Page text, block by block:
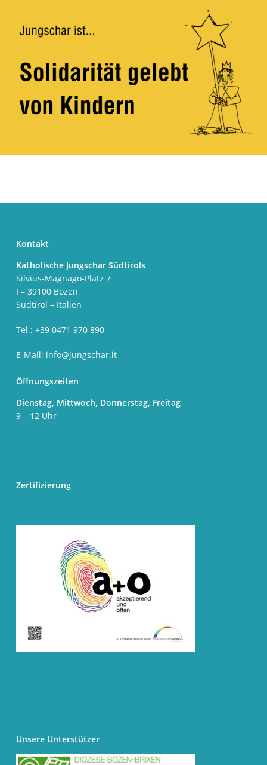
Kontakt
Katholische Jungschar Südtirols
Silvius-Magnago-Platz 7
I – 39100 Bozen
Südtirol – Italien
Tel.: +39 0471 970 890
E-Mail: info@jungschar.it
Öffnungszeiten
Dienstag, Mittwoch, Donnerstag, Freitag
9 – 12 Uhr
Zertifizierung
Unsere Unterstützer